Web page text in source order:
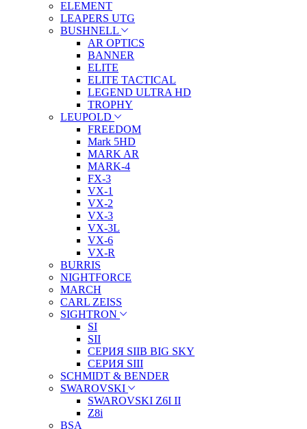
ELEMENT
LEAPERS UTG
BUSHNELL
AR OPTICS
BANNER
ELITE
ELITE TACTICAL
LEGEND ULTRA HD
TROPHY
LEUPOLD
FREEDOM
Mark 5HD
MARK AR
MARK-4
FX-3
VX-1
VX-2
VX-3
VX-3L
VX-6
VX-R
BURRIS
NIGHTFORCE
MARCH
CARL ZEISS
SIGHTRON
SI
SII
СЕРИЯ SIIB BIG SKY
СЕРИЯ SIII
SCHMIDT & BENDER
SWAROVSKI
SWAROVSKI Z6I II
Z8i
BSA